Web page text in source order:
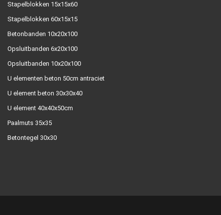
Stapelblokken 15x15x60
Stapelblokken 60x15x15
Betonbanden 10x20x100
Opsluitbanden 6x20x100
Opsluitbanden 10x20x100
U elementen beton 50cm antraciet
U element beton 30x30x40
U element 40x40x50cm
Paalmuts 35x35
Betontegel 30x30